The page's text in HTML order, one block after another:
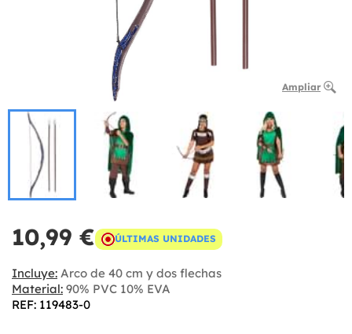
Ampliar
10,99 € ÚLTIMAS UNIDADES
Incluye: Arco de 40 cm y dos flechas
Material: 90% PVC 10% EVA
REF: 119483-0